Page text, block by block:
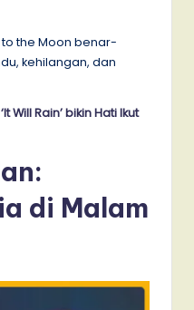
to the Moon benar-
kehilangan, dan
Will Rain’ bikin Hati Ikut
di Malam